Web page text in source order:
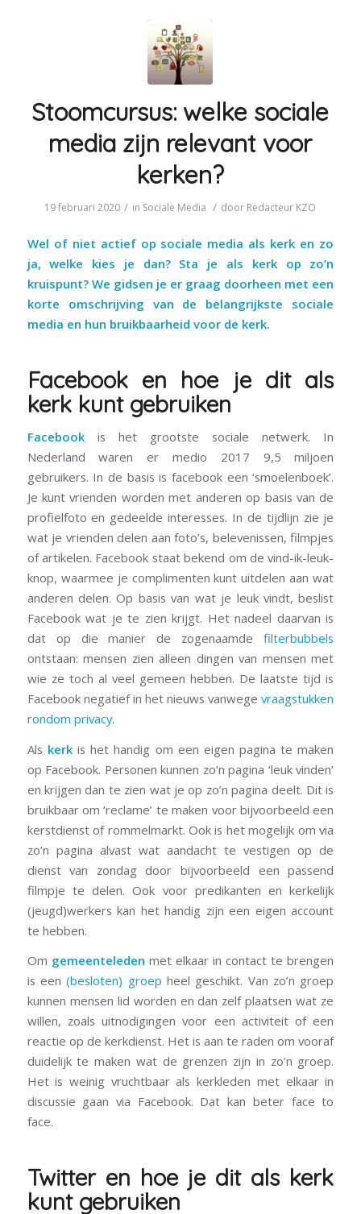
Stoomcursus: welke sociale
media zijn relevant voor
kerken?
19 februari 2020 / in Sociale Media / door Redacteur KZO
Wel of niet actief op sociale media als kerk en zo
ja, welke kies je dan? Sta je als kerk op zo’n
kruispunt? We gidsen je er graag doorheen met een
korte omschrijving van de belangrijkste sociale
media en hun bruikbaarheid voor de kerk.
Facebook en hoe je dit als
kerk kunt gebruiken
Facebook is het grootste sociale netwerk. In
Nederland waren er medio 2017 9,5 miljoen
gebruikers. In de basis is facebook een ‘smoelenboek’.
Je kunt vrienden worden met anderen op basis van de
profielfoto en gedeelde interesses. In de tijdlijn zie je
wat je vrienden delen aan foto’s, belevenissen, filmpjes
of artikelen. Facebook staat bekend om de vind-ik-leuk-
knop, waarmee je complimenten kunt uitdelen aan wat
anderen delen. Op basis van wat je leuk vindt, beslist
Facebook wat je te zien krijgt. Het nadeel daarvan is
dat op die manier de zogenaamdefilterbubbels
ontstaan: mensen zien alleen dingen van mensen met
wie ze toch al veel gemeen hebben. De laatste tijd is
Facebook negatief in het nieuws vanwegevraagstukken
rondom privacy.
Als kerk is het handig om een eigen pagina te maken
op Facebook. Personen kunnen zo’n pagina ‘leuk vinden’
en krijgen dan te zien wat je op zo’n pagina deelt. Dit is
bruikbaar om ‘reclame’ te maken voor bijvoorbeeld een
kerstdienst of rommelmarkt. Ook is het mogelijk om via
zo’n pagina alvast wat aandacht te vestigen op de
dienst van zondag door bijvoorbeeld een passend
filmpje te delen. Ook voor predikanten en kerkelijk
(jeugd)werkers kan het handig zijn een eigen account
te hebben.
Om gemeenteleden met elkaar in contact te brengen
is een(besloten) groep heel geschikt. Van zo’n groep
kunnen mensen lid worden en dan zelf plaatsen wat ze
willen, zoals uitnodigingen voor een activiteit of een
reactie op de kerkdienst. Het is aan te raden om vooraf
duidelijk te maken wat de grenzen zijn in zo’n groep.
Het is weinig vruchtbaar als kerkleden met elkaar in
discussie gaan via Facebook. Dat kan beter face to
face.
Twitter en hoe je dit als kerk
kunt gebruiken